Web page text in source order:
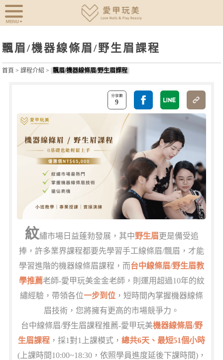
飄眉/機器線條眉/野生眉課程
首頁 >課程介紹 > 飄眉/機器線條眉/野生眉課程
9
紋繡市場日益蓬勃發展，其中野生眉更是備受追
捧，許多業界課程都要先學習手工線條眉/飄眉，才能
學習進階的機器線條眉課程，而台中線條眉/野生眉教
學推薦老師-愛甲玩美金金老師，則運用超過10年的紋
繡經驗，帶領各位一步到位 ，短時間內掌握機器線條
眉技術，您將擁有更高的市場競爭力。
台中線條眉/野生眉課程推薦-愛甲玩美機器線條眉/野
生眉課程 ，採1對1上課模式， 總共6天、最短51個小時
(上課時間10:00~18:30，依照學員進度延後下課時間)，